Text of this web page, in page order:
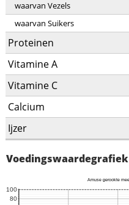
waarvan Vezels
waarvan Suikers
Proteinen
Vitamine A
Vitamine C
Calcium
Ijzer
Voedingswaardegrafiek